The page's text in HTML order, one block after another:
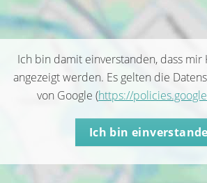
Ich bin damit einverstanden, dass mir
angezeigt werden. Es gelten die
von Google (https://
Ich bin